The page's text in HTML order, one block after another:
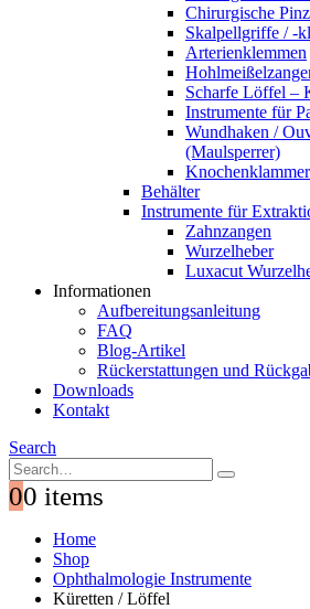
Chirurgische
Skalpellgriffe / -
Arterienklemmen
Scharfe Löffel –
Instrumente für
Wundhaken /
(Maulsperrer)
Behälter
Instrumente für
Zahnzangen
Wurzelheber
Luxacut
Informationen
Aufbereitungsanleitung
FAQ
Blog-Artikel
Rückerstattungen und
Downloads
Kontakt
Search
00 items
Home
Shop
Ophthalmologie Instrumente
Küretten / Löffel